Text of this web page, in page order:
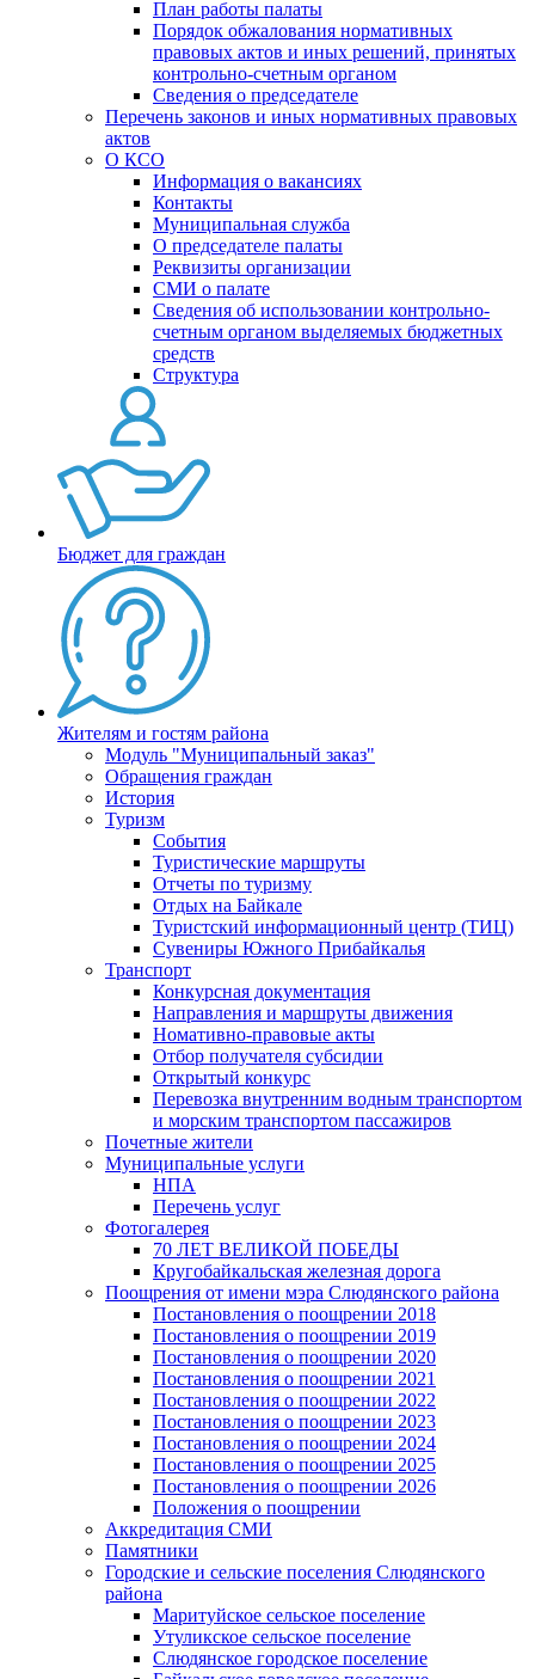
План работы палаты
Порядок обжалования нормативных
правовых актов и иных решений, принятых
контрольно-счетным органом
Сведения о председателе
Перечень законов и иных нормативных правовых
актов
О КСО
Информация о вакансиях
Контакты
Муниципальная служба
О председателе палаты
Реквизиты организации
СМИ о палате
Сведения об использовании контрольно-
счетным органом выделяемых бюджетных
средств
Структура
Бюджет для граждан
Жителям и гостям района
Модуль "Муниципальный заказ"
Обращения граждан
История
Туризм
События
Туристические маршруты
Отчеты по туризму
Отдых на Байкале
Туристский информационный центр (ТИЦ)
Сувениры Южного Прибайкалья
Транспорт
Конкурсная документация
Направления и маршруты движения
Номативно-правовые акты
Отбор получателя субсидии
Открытый конкурс
Перевозка внутренним водным транспортом
и морским транспортом пассажиров
Почетные жители
Муниципальные услуги
НПА
Перечень услуг
Фотогалерея
70 ЛЕТ ВЕЛИКОЙ ПОБЕДЫ
Кругобайкальская железная дорога
Поощрения от имени мэра Слюдянского района
Постановления о поощрении 2018
Постановления о поощрении 2019
Постановления о поощрении 2020
Постановления о поощрении 2021
Постановления о поощрении 2022
Постановления о поощрении 2023
Постановления о поощрении 2024
Постановления о поощрении 2025
Постановления о поощрении 2026
Положения о поощрении
Аккредитация СМИ
Памятники
Городские и сельские поселения Слюдянского
района
Маритуйское сельское поселение
Утуликское сельское поселение
Слюдянское городское поселение